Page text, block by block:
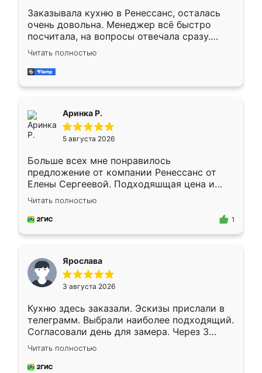
Заказывала кухню в Ренессанс, осталась
очень довольна. Менеджер всё быстро
посчитала, на вопросы отвечала сразу.
Замерщик приехал в субботу, подошёл к
делу со всей ответственностью. Собрали
за день, ребята работали аккуратно, даже
Читать полностью
Аринка Р.
5 августа 2026
Больше всех мне понравилось
предложение от компании Ренессанс от
Елены Сергеевой. Подходяшщая цена и
короткие сроки изготовления. Приехавший
для замера сотрудник Владислав
предложил по моему эскизу самый
Читать полностью
1
Ярослава
3 августа 2026
Кухню здесь заказали. Эскизы прислали в
телеграмм. Выбрали наиболее подходящий.
Согласовали день для замера. Через 3
недели кухня была уже готова. Остались
довольны работой. Спасибо Ренессанс
мебель за качественную работу!
Читать полностью